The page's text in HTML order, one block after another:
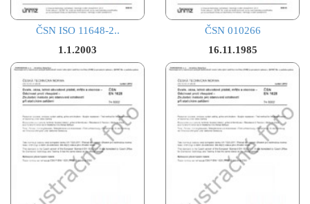
ČSN ISO 11648-2..
1.1.2003
ČSN 010266
16.11.1985